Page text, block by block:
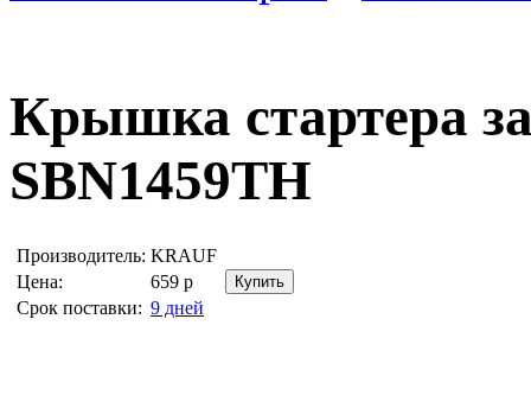
Крышка стартера
SBN1459TH
Производитель: KRAUF
Цена:
659 р
Срок поставки: 9 дней